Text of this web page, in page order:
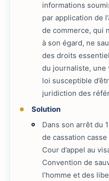
informations
par application de
de commerce, qui
à son égard, ne
des droits
du journaliste, une
loi susceptible
juridiction des
Solution
Dans son arrêt du
de cassation casse
Cour d’appel au
Convention de
l’homme et des